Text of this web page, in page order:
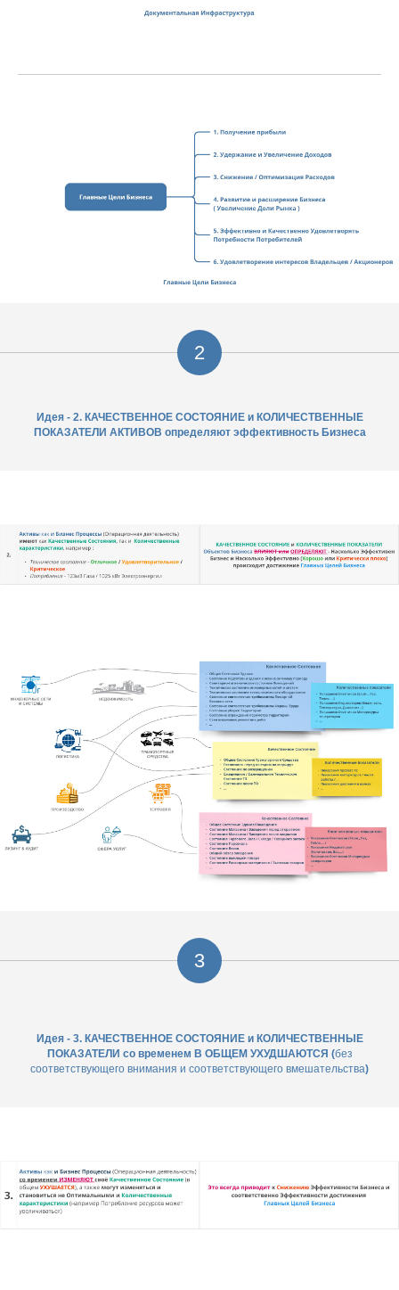
2
Идея - 2. КАЧЕСТВЕННОЕ СОСТОЯНИЕ и КОЛИЧЕСТВЕННЫЕ
ПОКАЗАТЕЛИ АКТИВОВ определяют эффективность Бизнеса
3
Идея - 3. КАЧЕСТВЕННОЕ СОСТОЯНИЕ и КОЛИЧЕСТВЕННЫЕ
ПОКАЗАТЕЛИ со временем В ОБЩЕМ УХУДШАЮТСЯ (без
соответствующего внимания и соответствующего вмешательства)